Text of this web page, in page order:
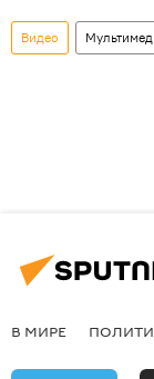
Видео
В МИРЕ